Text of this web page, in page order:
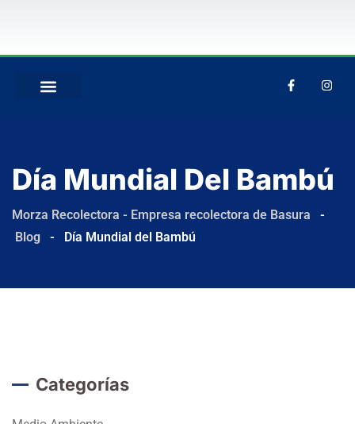
Día Mundial Del Bambú
Morza Recolectora - Empresa recolectora de Basura
-
Blog
- Día Mundial del Bambú
Categorías